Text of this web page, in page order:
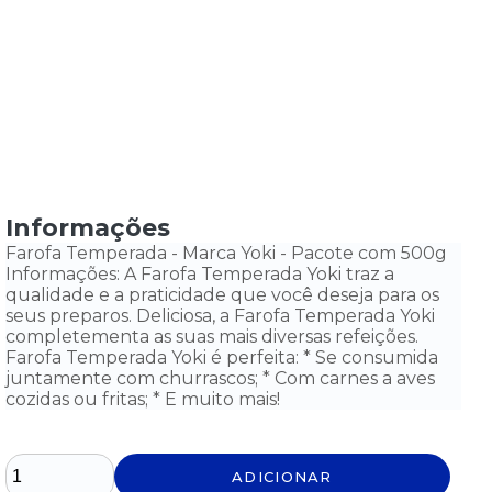
Informações
Farofa Temperada - Marca Yoki - Pacote com 500g
Informações: A Farofa Temperada Yoki traz a
qualidade e a praticidade que você deseja para os
seus preparos. Deliciosa, a Farofa Temperada Yoki
completementa as suas mais diversas refeições.
Farofa Temperada Yoki é perfeita: * Se consumida
juntamente com churrascos; * Com carnes a aves
cozidas ou fritas; * E muito mais!
ADICIONAR